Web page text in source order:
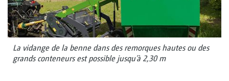
La vidange de la benne dans des remorques hautes ou des
grands conteneurs est possible jusqu’à 2,30 m